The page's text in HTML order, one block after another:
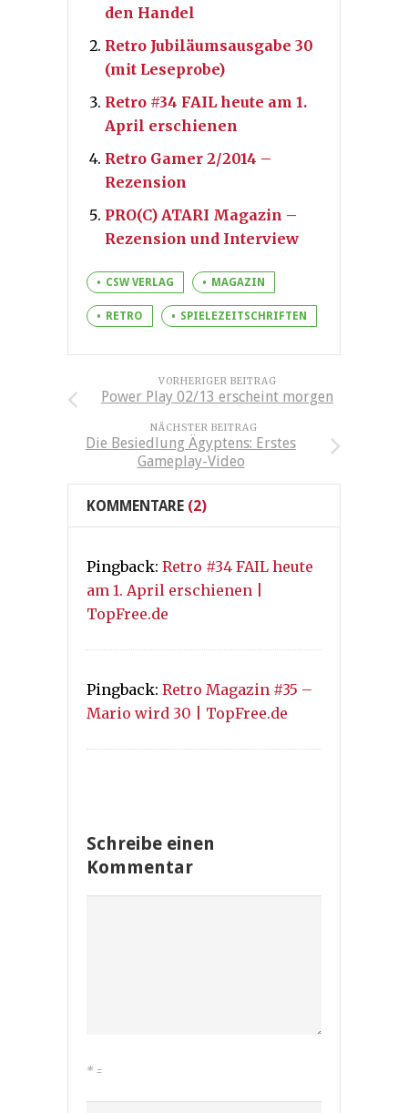
den Handel
Retro Jubiläumsausgabe 30
(mit Leseprobe)
Retro #34 FAIL heute am 1.
April erschienen
Retro Gamer 2/2014 –
Rezension
PRO(C) ATARI Magazin –
Rezension und Interview
CSW VERLAG MAGAZIN
RETRO SPIELEZEITSCHRIFTEN
VORHERIGER BEITRAG
Power Play 02/13 erscheint morgen
NÄCHSTER BEITRAG
Die Besiedlung Ägyptens: Erstes
Gameplay-Video
KOMMENTARE (2)
Pingback: Retro #34 FAIL heute
am 1. April erschienen |
TopFree.de
Pingback: Retro Magazin #35 –
Mario wird 30 | TopFree.de
Schreibe einen
Kommentar
* =